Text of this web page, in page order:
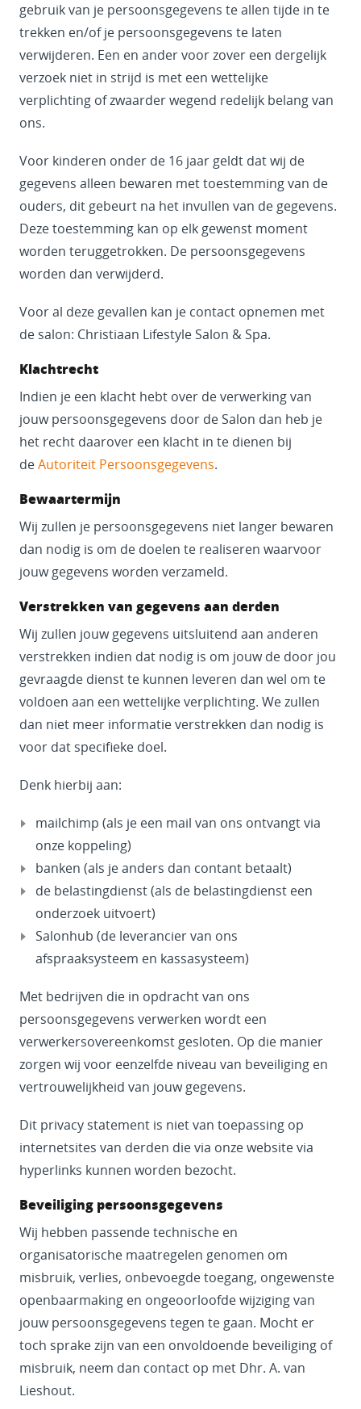
gebruik van je persoonsgegevens te allen tijde in te
trekken en/of je persoonsgegevens te laten
verwijderen. Een en ander voor zover een dergelijk
verzoek niet in strijd is met een wettelijke
verplichting of zwaarder wegend redelijk belang van
ons.
Voor kinderen onder de 16 jaar geldt dat wij de
gegevens alleen bewaren met toestemming van de
ouders, dit gebeurt na het invullen van de gegevens.
Deze toestemming kan op elk gewenst moment
worden teruggetrokken. De persoonsgegevens
worden dan verwijderd.
Voor al deze gevallen kan je contact opnemen met
de salon: Christiaan Lifestyle Salon & Spa.
Klachtrecht
Indien je een klacht hebt over de verwerking van
jouw persoonsgegevens door de Salon dan heb je
het recht daarover een klacht in te dienen bij
deAutoriteit Persoonsgegevens.
Bewaartermijn
Wij zullen je persoonsgegevens niet langer bewaren
dan nodig is om de doelen te realiseren waarvoor
jouw gegevens worden verzameld.
Verstrekken van gegevens aan derden
Wij zullen jouw gegevens uitsluitend aan anderen
verstrekken indien dat nodig is om jouw de door jou
gevraagde dienst te kunnen leveren dan wel om te
voldoen aan een wettelijke verplichting. We zullen
dan niet meer informatie verstrekken dan nodig is
voor dat specifieke doel.
Denk hierbij aan:
mailchimp (als je een mail van ons ontvangt via
onze koppeling)
banken (als je anders dan contant betaalt)
de belastingdienst (als de belastingdienst een
onderzoek uitvoert)
Salonhub (de leverancier van ons
afspraaksysteem en kassasysteem)
Met bedrijven die in opdracht van ons
persoonsgegevens verwerken wordt een
verwerkersovereenkomst gesloten. Op die manier
zorgen wij voor eenzelfde niveau van beveiliging en
vertrouwelijkheid van jouw gegevens.
Dit privacy statement is niet van toepassing op
internetsites van derden die via onze website via
hyperlinks kunnen worden bezocht.
Beveiliging persoonsgegevens
Wij hebben passende technische en
organisatorische maatregelen genomen om
misbruik, verlies, onbevoegde toegang, ongewenste
openbaarmaking en ongeoorloofde wijziging van
jouw persoonsgegevens tegen te gaan. Mocht er
toch sprake zijn van een onvoldoende beveiliging of
misbruik, neem dan contact op met Dhr. A. van
Lieshout.